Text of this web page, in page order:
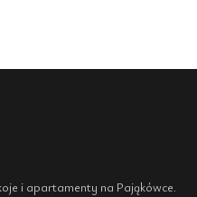
i apartamenty na Pająkówce.